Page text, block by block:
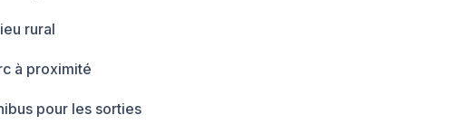
rural
à proximité
pour les sorties